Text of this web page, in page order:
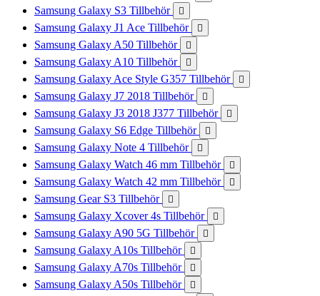
Samsung Galaxy S3 Tillbehör 
Samsung Galaxy J1 Ace Tillbehör 
Samsung Galaxy A50 Tillbehör 
Samsung Galaxy A10 Tillbehör 
Samsung Galaxy Ace Style G357 Tillbehör 
Samsung Galaxy J7 2018 Tillbehör 
Samsung Galaxy J3 2018 J377 Tillbehör 
Samsung Galaxy S6 Edge Tillbehör 
Samsung Galaxy Note 4 Tillbehör 
Samsung Galaxy Watch 46 mm Tillbehör 
Samsung Galaxy Watch 42 mm Tillbehör 
Samsung Gear S3 Tillbehör 
Samsung Galaxy Xcover 4s Tillbehör 
Samsung Galaxy A90 5G Tillbehör 
Samsung Galaxy A10s Tillbehör 
Samsung Galaxy A70s Tillbehör 
Samsung Galaxy A50s Tillbehör 